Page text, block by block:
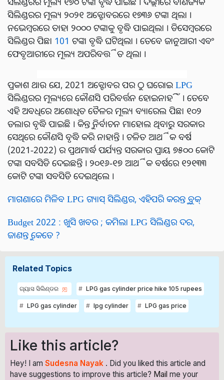
ସିଲିଣ୍ଡରର ମୂଲ୍ୟ ୨୦୨୧ ଅକ୍ଟୋବରରେ ୧୭୩୬ ଟଙ୍କା ଥିଲା ।
ନଭେମ୍ବରରେ ତାହା ୨୦୦୦ ଟଙ୍କାକୁ ବୃଦ୍ଧି ପାଇଥିଲା । ଡିସେମ୍ବରରେ
ସିଲିଣ୍ଡର ପିଛା 101 ଟଙ୍କା ବୃଦ୍ଧି ଘଟିଥିଲା । ତେବେ ଜାନୁଆରୀ ଏବଂ
ଫେବୃଆରୀରେ ମୂଲ୍ୟ ଅପରିବର୍ତ୍ତିତ ଥିଲା ।
ପ୍ରକାଶ ଥାଉ ଯେ, 2021 ଅକ୍ଟୋବର ପର ଠୁ ଘରୋଇ LPG
ସିଲିଣ୍ଡରର ମୂଲ୍ୟରେ କୌଣସି ପରିବର୍ତ୍ତନ ହୋଇନାହିଁ । ତେବେ
ଏହି ଅବଧିରେ ଅଶୋଧିତ ତୈଳର ମୂଲ୍ୟ ବ୍ୟାରେଲ ପିଛା ୧୦୨
ଡଲାର ବୃଦ୍ଧି ପାଇଛି । କିନ୍ତୁ ନିର୍ବାଚନ ମାହୋଲ ଥିବାରୁ ସରକାର
ସେଥିରେ କୌଣସି ବୃଦ୍ଧି କରି ନାହାନ୍ତି । ଚଳିତ ଆର୍ଥିକ ବର୍ଷ
(2021-2022) ର ପ୍ରଥମାର୍ଦ୍ଧ ପର୍ଯ୍ୟନ୍ତ ସରକାର ପ୍ରାୟ ୭୫୦୦ କୋଟି
ଟଙ୍କା ସବସିଡି ଦେଇଛନ୍ତି । ୨୦୧୬-୧୭ ଆର୍ଥିକ ବର୍ଷରେ ୧୨୧୩୩
କୋଟି ଟଙ୍କା ସବସିଡି ଦେଇଥିଲେ ।
ମାଗଣାରେ ମିଳିବ LPG ଗ୍ୟାସ୍ ସିଲିଣ୍ଡର, ଏହିପରି କରନ୍ତୁ ବୁକ୍
Budget 2022 : ଖୁସି ଖବର ; କମିଲା LPG ସିଲିଣ୍ଡର ଦର,
ଜାଣନ୍ତୁ କେତେ ?
Related Topics
ଗ୍ୟାସ ସିଲିଣ୍ଡର LPG gas cylinder price hike 105 rupees
LPG gas cylinder lpg cylinder LPG gas price
Like this article?
Hey! I am Sudesna Nayak . Did you liked this article and
have suggestions to improve this article? Mail me your